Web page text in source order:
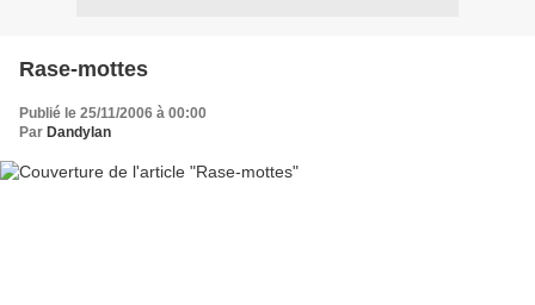
Rase-mottes
Publié le 25/11/2006 à 00:00
Par Dandylan